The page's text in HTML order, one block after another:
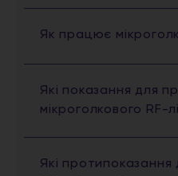
Як працює
Які показання для
мікроголкового RF-
Які протипоказання